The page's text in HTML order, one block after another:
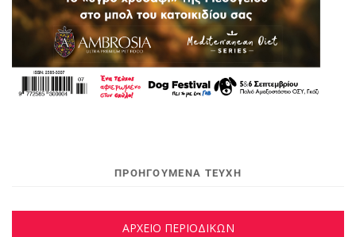
ΠΡΟΗΓΟΥΜΕΝΑ ΤΕΥΧΗ
ΑΡΧΕΙΟ ΠΕΡΙΟΔΙΚΩΝ